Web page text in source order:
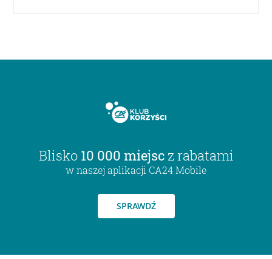
Blisko 10 000 miejsc z rabatami
w naszej aplikacji CA24 Mobile
SPRAWDŹ